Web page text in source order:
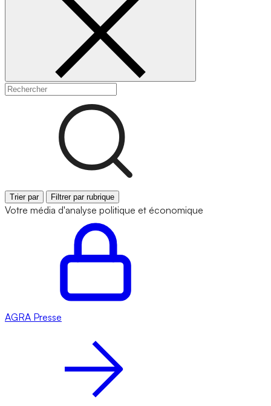
Trier par Filtrer par rubrique
Votre média d'analyse politique et économique
AGRA Presse